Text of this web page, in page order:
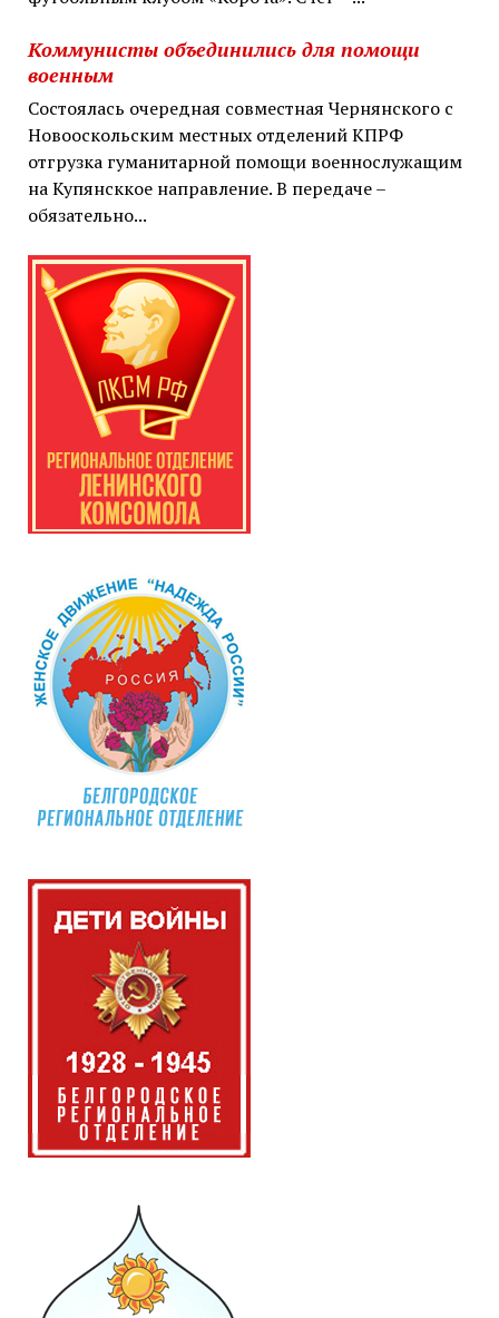
Коммунисты объединились для помощи
военным
Состоялась очередная совместная Чернянского с
Новооскольским местных отделений КПРФ
отгрузка гуманитарной помощи военнослужащим
на Купянсккое направление. В передаче –
обязательно...